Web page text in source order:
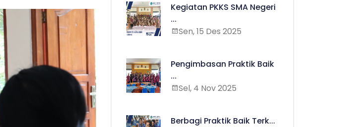
Kegiatan PKKS SMA Negeri
...
Sen, 15 Des 2025
Pengimbasan Praktik Baik
...
Sel, 4 Nov 2025
Berbagi Praktik Baik Terk...